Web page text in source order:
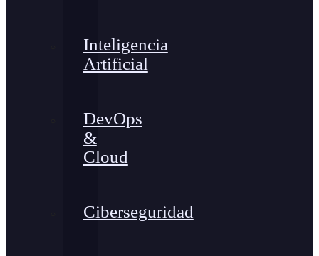
Inteligencia
Artificial
DevOps
&
Cloud
Ciberseguridad